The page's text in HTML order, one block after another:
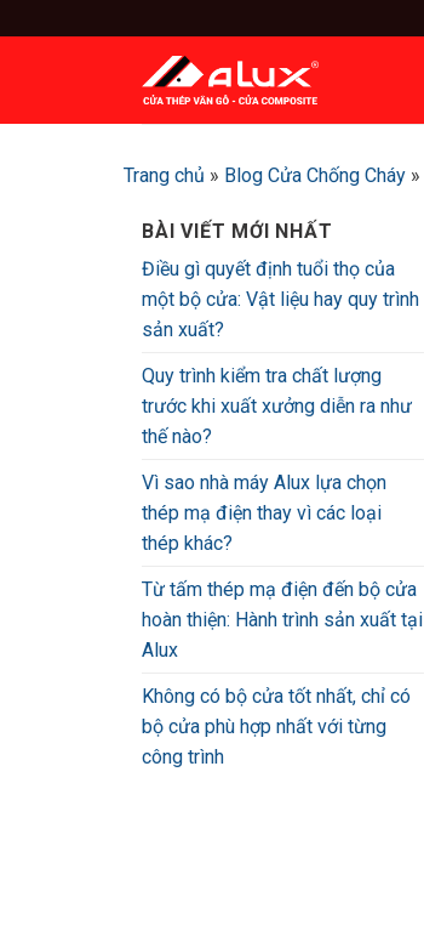
qua
Trang chủ » Blog Cửa Chống Cháy »
BÀI VIẾT MỚI NHẤT
Điều gì quyết định tuổi thọ của
một bộ cửa: Vật liệu hay quy trình
sản xuất?
Quy trình kiểm tra chất lượng
trước khi xuất xưởng diễn ra như
thế nào?
Vì sao nhà máy Alux lựa chọn
thép mạ điện thay vì các loại
thép khác?
Từ tấm thép mạ điện đến bộ cửa
hoàn thiện: Hành trình sản xuất tại
Alux
Không có bộ cửa tốt nhất, chỉ có
bộ cửa phù hợp nhất với từng
công trình